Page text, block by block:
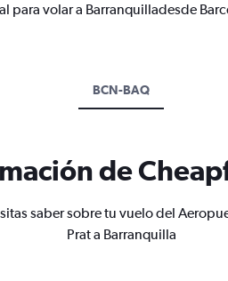
para volar a Barranquilladesde
BCN-BAQ
de
saber sobre tu vuelo del
Prat a Barranquilla